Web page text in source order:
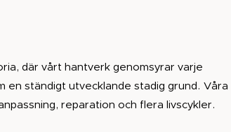
där vårt hantverk genomsyrar varje
en ständigt utvecklande stadig grund. Våra
reparation och flera livscykler.